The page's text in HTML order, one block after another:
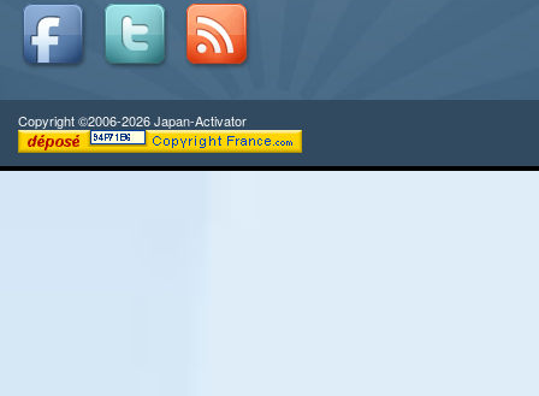
Copyright ©2006-2026 Japan-Activator